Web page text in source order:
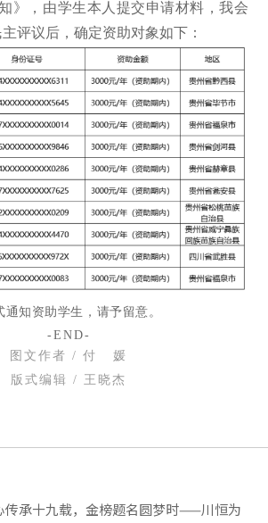
》，由学生本人提交申请材料，我会
评议后，确定资助对象如下：
知资助学生，请予留意。
-END-
图文作者 / 付 媛
版式编辑 / 王晓杰
承十九载，金榜题名圆梦时——川恒为